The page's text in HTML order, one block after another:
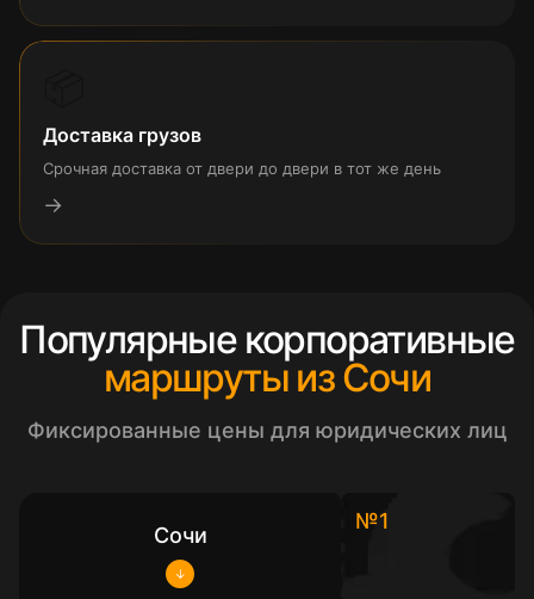
Доставка грузов
Срочная доставка от двери до двери в тот же день
→
Популярные корпоративные
маршруты из Сочи
Фиксированные цены для юридических лиц
Сочи
№1